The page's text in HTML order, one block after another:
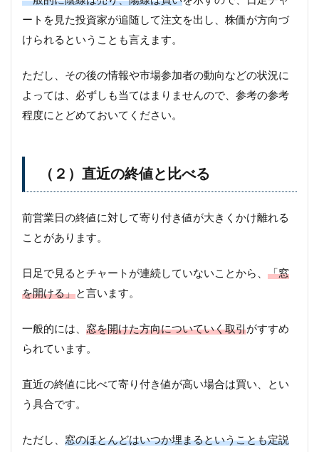
ートを見た投資家が追随して注文を出し、株価が方向づ
けられるということも言えます。
ただし、その後の情報や市場参加者の動向などの状況に
よっては、必ずしも当てはまりませんので、参考の参考
程度にとどめておいてください。
（２）直近の終値と比べる
前営業日の終値に対して寄り付き値が大きくかけ離れる
ことがあります。
日足で見るとチャートが連続していないことから、 「窓
を開ける」と言います。
一般的には、 窓を開けた方向についていく取引がすすめ
られています。
直近の終値に比べて寄り付き値が高い場合は買い、とい
う具合です。
ただし、 窓のほとんどはいつか埋まるということも定説